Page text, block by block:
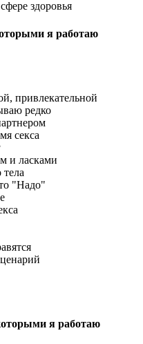
здоровья
я работаю
привлекательной
редко
секса
и ласками
"Надо"
я работаю